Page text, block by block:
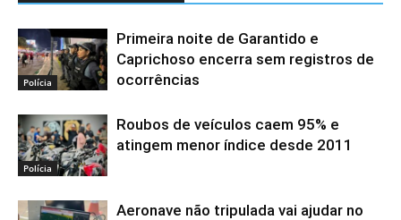
Polícia
Primeira noite de Garantido e
Caprichoso encerra sem registros de
ocorrências
Polícia
Roubos de veículos caem 95% e
atingem menor índice desde 2011
Aeronave não tripulada vai ajudar no